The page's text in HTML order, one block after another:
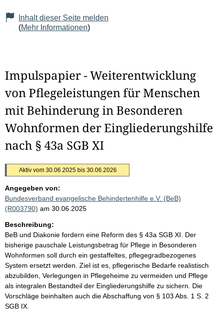
Inhalt dieser Seite melden
(Mehr Informationen)
Impulspapier - Weiterentwicklung
von Pflegeleistungen für Menschen
mit Behinderung in Besonderen
Wohnformen der Eingliederungshilfe
nach § 43a SGB XI
Aktiv vom 30.06.2025 bis 30.06.2026
Angegeben von:
Bundesverband evangelische Behindertenhilfe e.V. (BeB)
(R003790) am 30.06.2025
Beschreibung:
BeB und Diakonie fordern eine Reform des § 43a SGB XI. Der
bisherige pauschale Leistungsbetrag für Pflege in Besonderen
Wohnformen soll durch ein gestaffeltes, pflegegradbezogenes
System ersetzt werden. Ziel ist es, pflegerische Bedarfe realistisch
abzubilden, Verlegungen in Pflegeheime zu vermeiden und Pflege
als integralen Bestandteil der Eingliederungshilfe zu sichern. Die
Vorschläge beinhalten auch die Abschaffung von § 103 Abs. 1 S. 2
SGB IX.